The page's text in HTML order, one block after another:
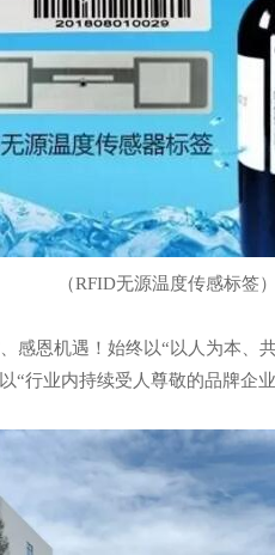
（RFID无源温度传感标签）
感恩机遇！始终以“以人为本、
“行业内持续受人尊敬的品牌企